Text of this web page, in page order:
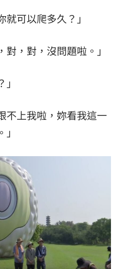
可以爬多久？」
，對，沒問題啦。」
不上我啦，妳看我這一